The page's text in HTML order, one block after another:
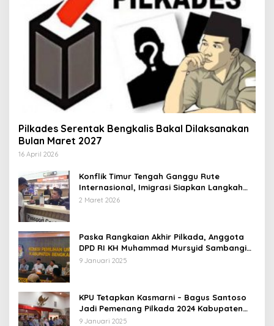
Pilkades Serentak Bengkalis Bakal Dilaksanakan
Bulan Maret 2027
16 April 2026
Konflik Timur Tengah Ganggu Rute
Internasional, Imigrasi Siapkan Langkah
Antisipatif
2 Maret 2026
Paska Rangkaian Akhir Pilkada, Anggota
DPD RI KH Muhammad Mursyid Sambangi
KPU Bengkalis
9 Januari 2025
KPU Tetapkan Kasmarni – Bagus Santoso
Jadi Pemenang Pilkada 2024 Kabupaten
Bengkalis
9 Januari 2025